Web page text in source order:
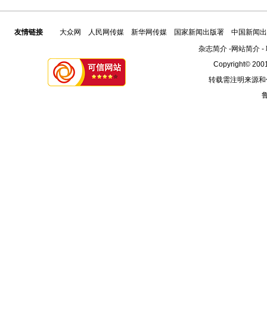
友情链接 大众网 人民网传媒 新华网传媒 国家新闻出版署
中国新闻
杂志简介-网站简介-
Copyright©
转载需注明来源